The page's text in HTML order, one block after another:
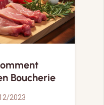
Boucherie
2023